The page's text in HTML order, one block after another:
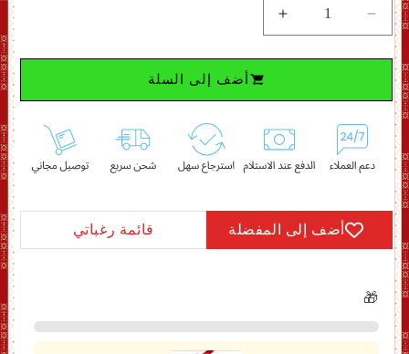
لـ
جي
بحرين
-
للجنسين
عربي
زيادة
لـ
في
جي
-
للجنسين
عربي
-
أضف إلى السلة
أضف إلى المفضلة قائمة رغباتي
🎁